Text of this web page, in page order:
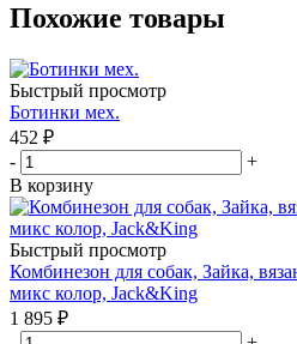
Похожие товары
Быстрый просмотр
Ботинки мех.
452 ₽
-
+
В корзину
Быстрый просмотр
Комбинезон для собак, Зайка,
микс колор, Jack&King
1 895 ₽